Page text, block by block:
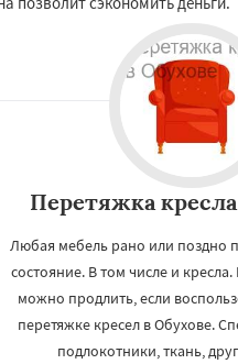
Перетяжка
Любая мебель рано или поздно
состояние. В том числе и
можно продлить, если
перетяжке кресел в Обухове.
подлокотники, ткань,